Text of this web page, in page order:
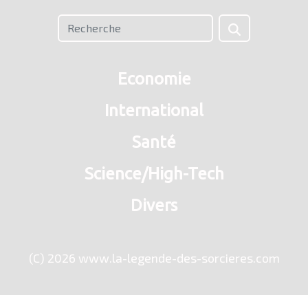
Economie
International
Santé
Science/High-Tech
Divers
(C) 2026 www.la-legende-des-sorcieres.com